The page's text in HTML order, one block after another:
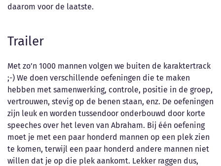
daarom voor de laatste.
Trailer
Met zo’n 1000 mannen volgen we buiten de karaktertrack
;-) We doen verschillende oefeningen die te maken
hebben met samenwerking, controle, positie in de groep,
vertrouwen, stevig op de benen staan, enz. De oefeningen
zijn leuk en worden tussendoor onderbouwd door korte
speeches over het leven van Abraham. Bij één oefening
moet je met een paar honderd mannen op een plek zien
te komen, terwijl een paar honderd andere mannen niet
willen dat je op die plek aankomt. Lekker raggen dus,